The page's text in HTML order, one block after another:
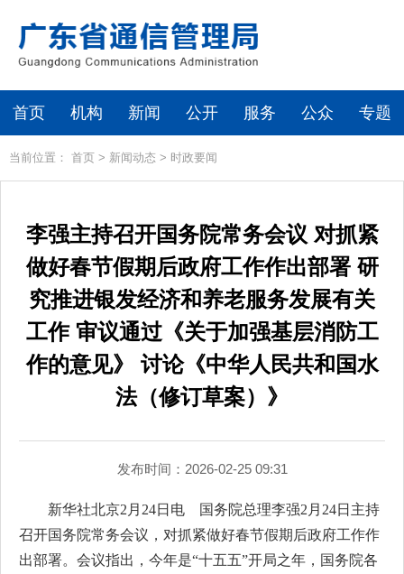
首页 机构 新闻 公开 服务 公众 专题
当前位置： 首页 > 新闻动态 > 时政要闻
李强主持召开国务院常务会议 对抓紧
做好春节假期后政府工作作出部署 研
究推进银发经济和养老服务发展有关
工作 审议通过《关于加强基层消防工
作的意见》 讨论《中华人民共和国水
法（修订草案）》
发布时间：2026-02-25 09:31
新华社北京2月24日电 国务院总理李强2月24日主持
召开国务院常务会议，对抓紧做好春节假期后政府工作作
出部署。会议指出，今年是“十五五”开局之年，国务院各